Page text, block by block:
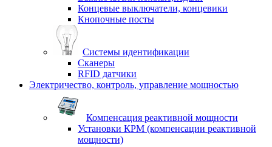
Концевые выключатели, концевики
Кнопочные посты
Системы идентификации
Сканеры
RFID датчики
Электричество, контроль, управление мощностью
Компенсация реактивной мощности
Установки КРМ (компенсации реактивной
мощности)